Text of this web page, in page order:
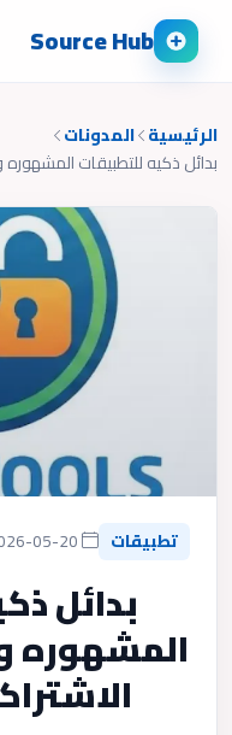
Source Hub
الرئيسية المدونات
بدائل ذكيه للتطبيقات
تطبيقات
بدائل
المشهوره